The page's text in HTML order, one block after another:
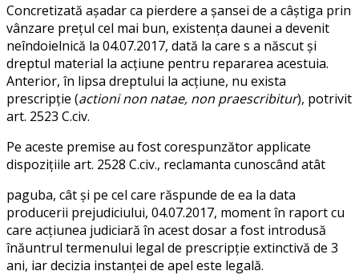
Concretizată aşadar ca pierdere a şansei de a câştiga prin
vânzare preţul cel mai bun, existenţa daunei a devenit
neîndoielnică la 04.07.2017, dată la care s a născut şi
dreptul material la acţiune pentru repararea acestuia.
Anterior, în lipsa dreptului la acţiune, nu exista
prescripţie (actioni non natae, non praescribitur), potrivit
art. 2523 C.civ.
Pe aceste premise au fost corespunzător applicate
dispoziţiile art. 2528 C.civ., reclamanta cunoscând atât
paguba, cât şi pe cel care răspunde de ea la data
producerii prejudiciului, 04.07.2017, moment în raport cu
care acţiunea judiciară în acest dosar a fost introdusă
înăuntrul termenului legal de prescripţie extinctivă de 3
ani, iar decizia instanţei de apel este legală.